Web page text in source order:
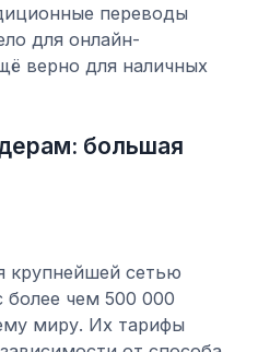
переводы
для онлайн-
верно для наличных
большая
крупнейшей сетью
чем 500 000
миру. Их тарифы